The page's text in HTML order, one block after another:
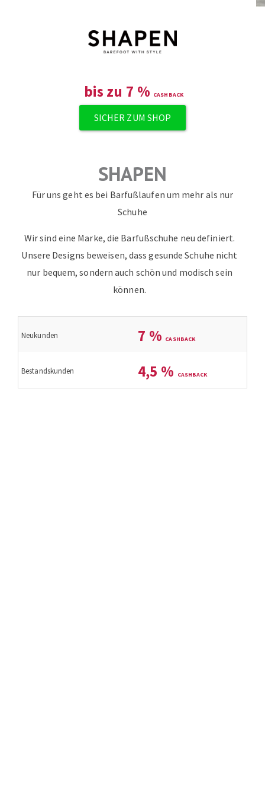
bis zu 7 %
SICHER ZUM SHOP
SHAPEN
Für uns geht es bei Barfußlaufen um mehr als nur
Schuhe
Wir sind eine Marke, die Barfußschuhe neu definiert.
Unsere Designs beweisen, dass gesunde Schuhe nicht
nur bequem, sondern auch schön und modisch sein
können.
Neukunden 7 %
Bestandskunden 4,5 %